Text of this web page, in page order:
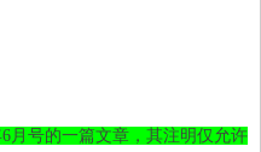
月号的一篇文章，其注明仅允许